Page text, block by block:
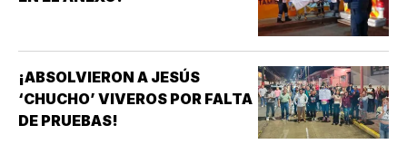
¡ABSOLVIERON A JESÚS
‘CHUCHO’ VIVEROS POR FALTA
DE PRUEBAS!